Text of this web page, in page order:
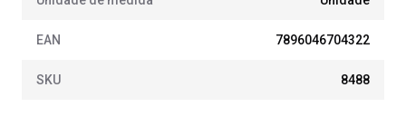
EAN 7896046704322
SKU 8488